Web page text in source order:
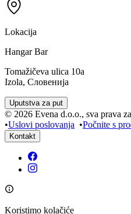
Lokacija
Hangar Bar
Tomažičeva ulica 10a
Izola, Словенија
Uputstva za put
© 2026 Evena d.o.o., sva prava
•Uslovi poslovanja •Počnite s
Kontakt
Koristimo kolačiće